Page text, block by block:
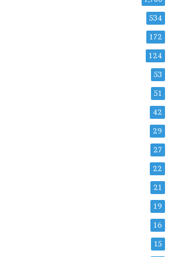
534
172
124
53
51
42
29
27
22
21
19
16
15